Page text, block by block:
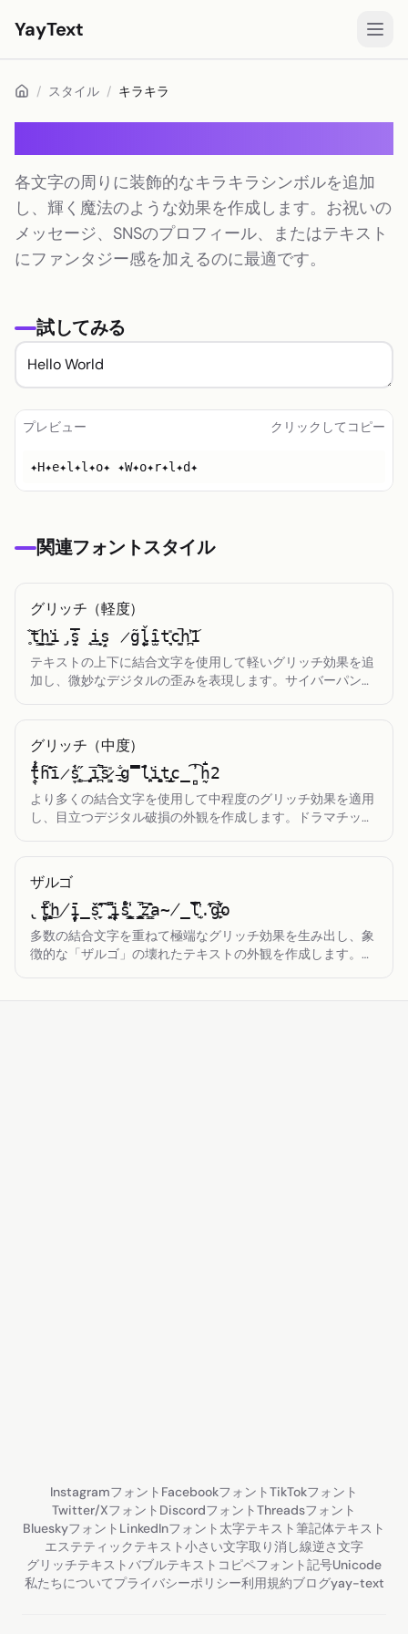
YayText
スタイル
遊ぶ🚀
Instagramフォント
Facebookフォント
TikTokフォント
Twitter/Xフォント
筆記体テキスト
エステティックテキスト
小さい文字
Toggle theme
/ スタイル / キラキラ
各文字の周りに装飾的なキラキラシンボルを追加
し、輝く魔法のような効果を作成します。お祝いの
メッセージ、SNSのプロフィール、またはテキスト
にファンタジー感を加えるのに最適です。
試してみる
プレビュー クリックしてコピー
✦H✦e✦l✦l✦o✦ ✦W✦o✦r✦l✦d✦
関連フォントスタイル
グリッチ（軽度）
̥̏͝t​͇̦͢h​͚̲̕i​̡̣̅s​̜̤̇ ​͎̘͢i​͙̝̭s​̝̝̗ ​̷̰̃g​̨̺̗l​̫̠̌i​̫̇̑t​͉̞̎c​͚̮̚h​̪̓͝1
テキストの上下に結合文字を使用して軽いグリッチ効果を追
加し、微妙なデジタルの歪みを表現します。サイバーパンク
グリッチ（中度）
̘̑̃̾t​̭̾̾́h​̊̃̄͞i​̷̞̀̔s​̨͚̋͜ ​̡̟͍͞i​̪́̚͞s​̷̳͉̎ ​̶͎̠̐g​̿̀̉̕l​̛͕̥͍i​̨͚̻͍t​̢̡̲͈c​̲̻̓͡h​̰̖̄̍2
より多くの結合文字を使用して中程度のグリッチ効果を適用
し、目立つデジタル破損の外観を作成します。ドラマチック
ザルゴ
̢̪̹̺̘̌̊t​̗͈̳̥̉̍͜h​̸̙̘̭̙̈̈i​̧̗̣̲̖̌̆s​̛̦̮̂̄͠͡ ​͓̙̯̱̈̈̚i​̥̦̭̩̓̋̊s​̥͖̱̬͇̇̾ ​̻̱͇̪̇̚͡z​̯͇̂̆̊̊̊a​̴̸̲̅̓̅̎l​͔̫̔.̋̒͠g​̶͕̮̹̉̒̌o
多数の結合文字を重ねて極端なグリッチ効果を生み出し、象
徴的な「ザルゴ」の壊れたテキストの外観を作成します。最
Instagramフォント FacebookフォントTikTokフォント
Twitter/Xフォント DiscordフォントThreadsフォント
Blueskyフォント LinkedInフォント 太字テキスト 筆記体テキスト
エステティックテキスト小さい文字取り消し線逆さ文字
グリッチテキストバブルテキスト コピペフォント記号Unicode
私たちについてプライバシーポリシー利用規約ブログyay-text